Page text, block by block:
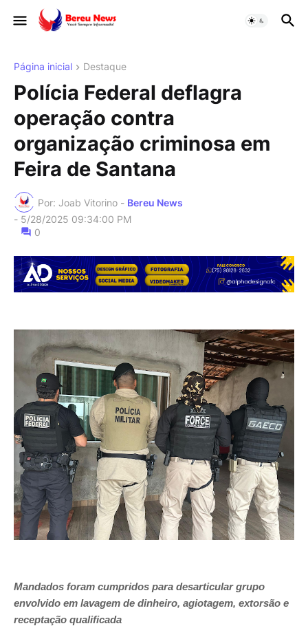
Página inicial Destaque
Polícia Federal deflagra
operação contra
organização criminosa em
Feira de Santana
Por: Joab Vitorino - Bereu News
- 5/28/2025 09:34:00 PM
0
Mandados foram cumpridos para desarticular grupo
envolvido em lavagem de dinheiro, agiotagem, extorsão e
receptação qualificada